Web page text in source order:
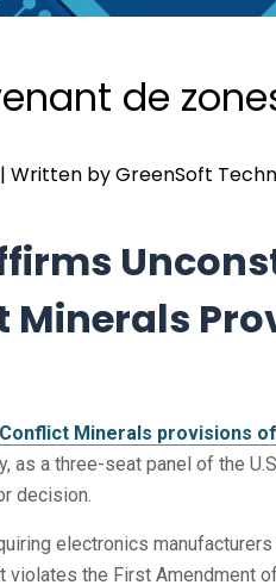
de
| Written by GreenSoft
Minerals
Conflict Minerals provisions
as a three-seat panel of the
decision.
electronics
the First Amendment